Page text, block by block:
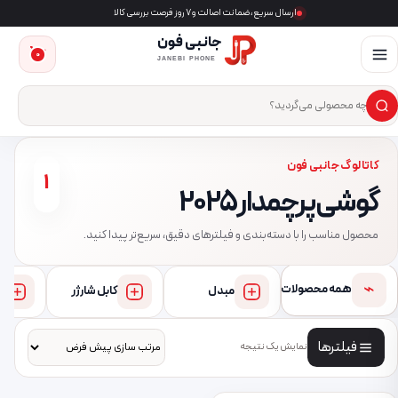
ارسال سریع، ضمانت اصالت و ۷ روز فرصت بررسی کالا
جانبی فون
JANEBI PHONE
جست‌وجوی محصول
×
0
کاتالوگ جانبی فون
گوشی پرچمدار 2025
محصول مناسب را با دسته‌بندی و فیلترهای دقیق، سریع‌تر پیدا کنید.
1
⌁ همه محصولات مبدل کابل شارژر
فیلترها نمایش یک نتیجه